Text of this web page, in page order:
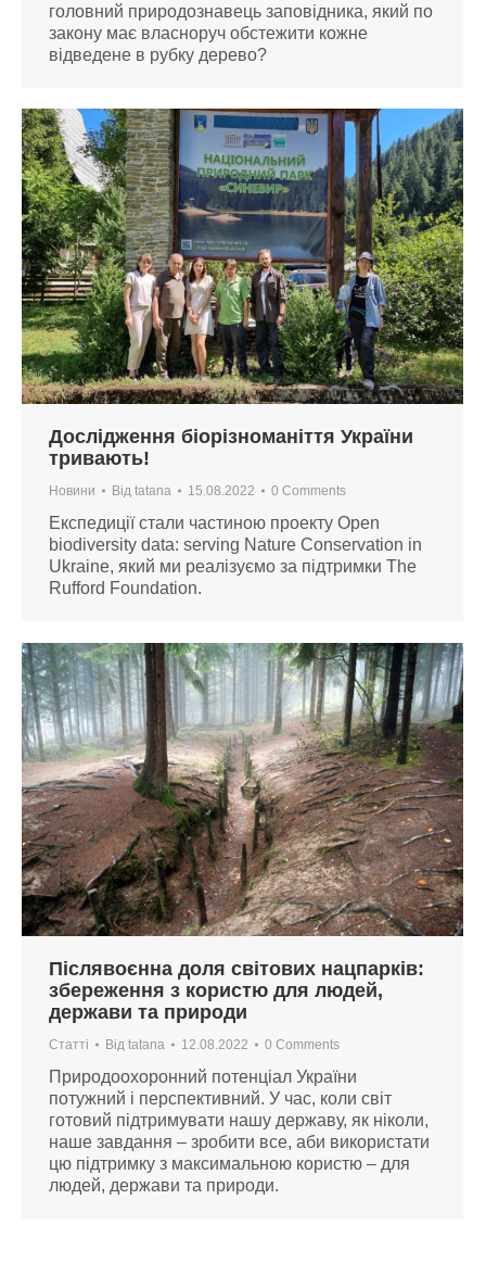
головний природознавець заповідника, який по
закону має власноруч обстежити кожне
відведене в рубку дерево?
Дослідження біорізноманіття України
тривають!
Новини Від tatana 15.08.2022 0 Comments
Експедиції стали частиною проекту Open
biodiversity data: serving Nature Conservation in
Ukraine, який ми реалізуємо за підтримки The
Rufford Foundation.
Післявоєнна доля світових нацпарків:
збереження з користю для людей,
держави та природи
Статті Від tatana 12.08.2022 0 Comments
Природоохоронний потенціал України
потужний і перспективний. У час, коли світ
готовий підтримувати нашу державу, як ніколи,
наше завдання – зробити все, аби використати
цю підтримку з максимальною користю – для
людей, держави та природи.